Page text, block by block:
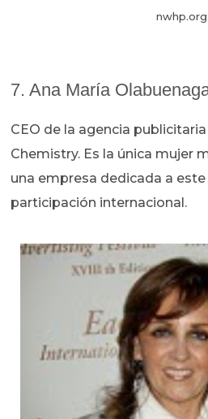
nwhp.org
7. Ana María
CEO de la agencia
Chemistry. Es la única mujer
una empresa dedicada a
participación internacional.